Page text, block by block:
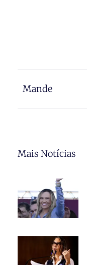
Mande
Mais Notícias